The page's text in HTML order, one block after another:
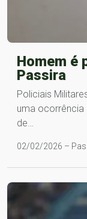
Homem é
Passira
Policiais
uma ocorrência
de…
02/02/2026 –